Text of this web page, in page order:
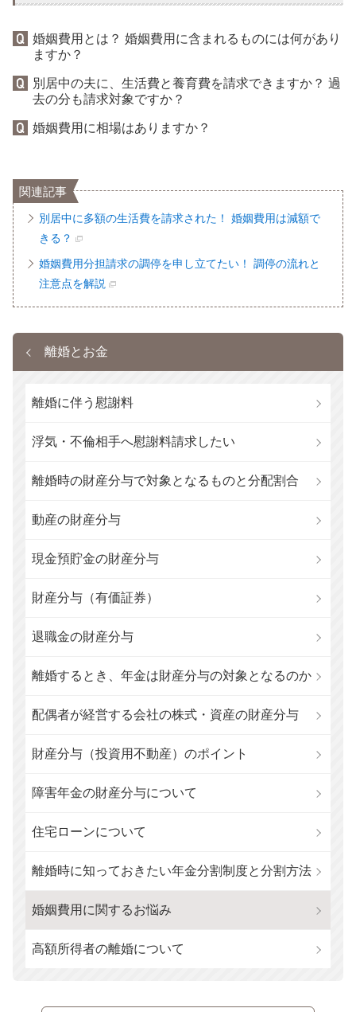
婚姻費用とは？ 婚姻費用に含まれるものには何があり
ますか？
別居中の夫に、生活費と養育費を請求できますか？ 過
去の分も請求対象ですか？
婚姻費用に相場はありますか？
関連記事
別居中に多額の生活費を請求された！ 婚姻費用は減額で
きる？
婚姻費用分担請求の調停を申し立てたい！ 調停の流れと
注意点を解説
離婚とお金
離婚に伴う慰謝料
浮気・不倫相手へ慰謝料請求したい
離婚時の財産分与で対象となるものと分配割合
動産の財産分与
現金預貯金の財産分与
財産分与（有価証券）
退職金の財産分与
離婚するとき、年金は財産分与の対象となるのか
配偶者が経営する会社の株式・資産の財産分与
財産分与（投資用不動産）のポイント
障害年金の財産分与について
住宅ローンについて
離婚時に知っておきたい年金分割制度と分割方法
婚姻費用に関するお悩み
高額所得者の離婚について